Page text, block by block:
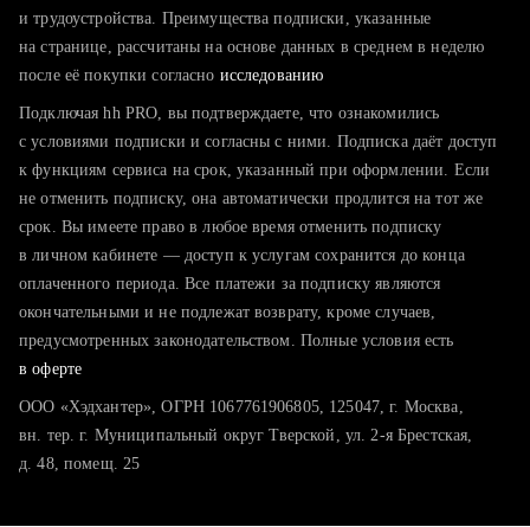
тратите много времени на поиск и вручную поднимаете
хотите сравнить себя с конкурентами и оценить шансы
и трудоустройства. Преимущества подписки, указанные
на странице, рассчитаны на основе данных в среднем в неделю
после её покупки согласно исследованию
Подключая hh PRO, вы подтверждаете, что ознакомились
с условиями подписки и согласны с ними. Подписка даёт доступ
к функциям сервиса на срок, указанный при оформлении. Если
не отменить подписку, она автоматически продлится на тот же
срок. Вы имеете право в любое время отменить подписку
в личном кабинете — доступ к услугам сохранится до конца
оплаченного периода. Все платежи за подписку являются
окончательными и не подлежат возврату, кроме случаев,
предусмотренных законодательством. Полные условия есть
в оферте
ООО «Хэдхантер», ОГРН 1067761906805, 125047, г. Москва,
вн. тер. г. Муниципальный округ Тверской, ул. 2-я Брестская,
д. 48, помещ. 25